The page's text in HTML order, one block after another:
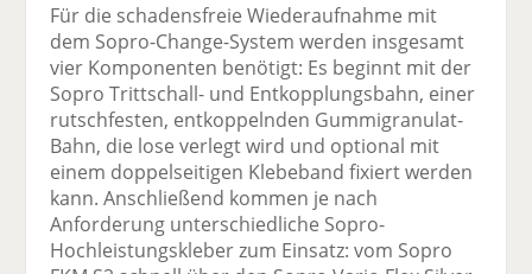
Für die schadensfreie Wiederaufnahme mit
dem Sopro-Change-System werden insgesamt
vier Komponenten benötigt: Es beginnt mit der
Sopro Trittschall- und Entkopplungsbahn, einer
rutschfesten, entkoppelnden Gummigranulat-
Bahn, die lose verlegt wird und optional mit
einem doppelseitigen Klebeband fixiert werden
kann. Anschließend kommen je nach
Anforderung unterschiedliche Sopro-
Hochleistungskleber zum Einsatz: vom Sopro